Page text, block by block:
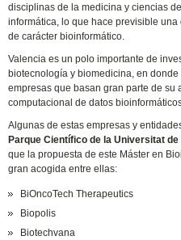
disciplinas de la medicina y ciencias
informática, lo que hace previsible
de carácter bioinformático.
Valencia es un polo importante de
biotecnología y biomedicina, en
empresas que basan gran parte de su
computacional de datos
Algunas de estas empresas y
Parque Científico de la Universitat
que la propuesta de este Máster en
gran acogida entre ellas:
BiOncoTech Therapeutics
Biopolis
Biotechvana